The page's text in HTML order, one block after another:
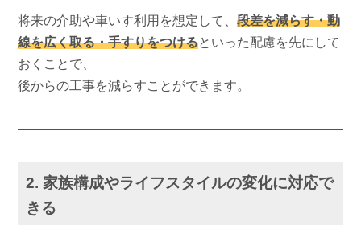
将来の介助や車いす利用を想定して、段差を減らす・動
線を広く取る・手すりをつけるといった配慮を先にして
おくことで、
後からの工事を減らすことができます。
2. 家族構成やライフスタイルの変化に対応で
きる